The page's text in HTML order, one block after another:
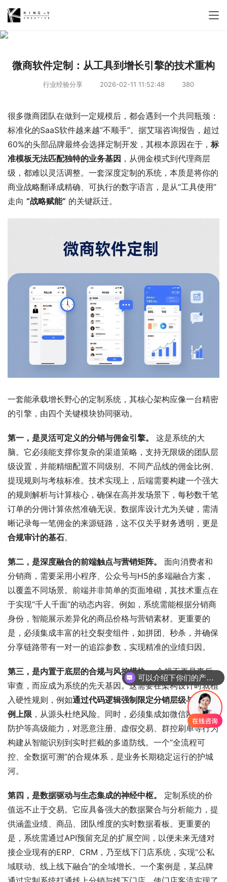
微商软件定制：从工具到增长引擎的技术重构
行业经验分享 2026-02-11 11:52:48 380
很多微商团队在做到一定规模后，都会遇到一个共同瓶颈：
标准化的SaaS软件越来越“不顺手”。据艾瑞咨询报告，超过
60%的头部品牌最终会选择定制开发，其根本原因在于， 标
准模板无法匹配独特的业务基因 ，从佣金模式到代理商层
级，都难以灵活调整。一套深度定制的系统，本质是将你的
商业战略翻译成精确、可执行的数字语言，是从“工具使用”
走向 “战略赋能” 的关键跃迁。
一套能承载增长野心的定制系统，其核心架构应像一台精密
的引擎，由四个关键模块协同驱动。
第一，是灵活可定义的分销与佣金引擎。
这是系统的大
脑。它必须能支撑你复杂的渠道策略，支持无限级的团队层
级设置，并能精细配置不同级别、不同产品线的佣金比例、
提现规则与考核标准。技术实现上，后端需要构建一个强大
的规则解析与计算核心，确保在高并发场景下，每秒数千笔
订单的分佣计算依然准确无误。数据库设计尤为关键，需清
晰记录每一笔佣金的来源链路，这不仅关乎财务透明，更是
合规审计的基石。
第二，是深度融合的前端触点与营销矩阵。
面向消费者和
分销商，需要采用小程序、公众号与H5的多端融合方案，
以覆盖不同场景。前端并非简单的页面堆砌，其技术重点在
于实现“千人千面”的动态内容。例如，系统需能根据分销商
身份，智能展示差异化的商品价格与营销素材。更重要的
是，必须集成丰富的社交裂变组件，如拼团、秒杀，并确保
分享链路带有一对一的追踪参数，实现精准的业绩归因。
第三，是内置于底层的合规与风控模块。 合规不再是事后
审查，而应成为系统的先天基因。这需要在架构设计时就植
入硬性规则，例如通过代码逻辑强制限定分销层级与佣金比
例上限 ，从源头杜绝风险。同时，必须集成如微信网关安全
防护等高级能力，对恶意注册、虚假交易、群控刷单等行为
构建从智能识别到实时拦截的多道防线。一个“全流程可
控、全数据可溯”的合规体系，是业务长期稳定运行的护城
河。
第四，是数据驱动与生态集成的神经中枢。
定制系统的价
值远不止于交易。它应具备强大的数据聚合与分析能力，提
供涵盖业绩、商品、团队维度的实时数据看板。更重要的
是，系统需通过API预留充足的扩展空间，以便未来无缝对
接企业现有的ERP、CRM，乃至线下门店系统，实现“公私
域联动、线上线下融合”的全域增长。一个案例是，某品牌
可以介绍下你们的产品么